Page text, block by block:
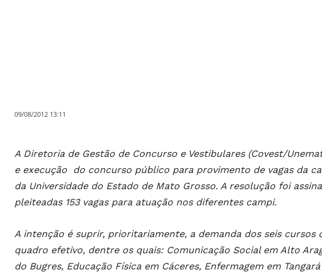
09/08/2012 13:11
A Diretoria de Gestão de Concurso e Vestibulares (Covest/
e execução do concurso público para provimento de vagas da
da Universidade do Estado de Mato Grosso. A resolução foi
pleiteadas 153 vagas para atuação nos diferentes campi.
A intenção é suprir, prioritariamente, a demanda dos seis cursos
quadro efetivo, dentre os quais: Comunicação Social em Alto
do Bugres, Educação Física em Cáceres, Enfermagem em